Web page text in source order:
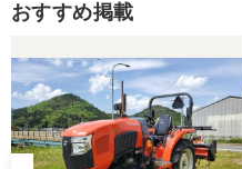
先週会社に伺い現車
対応に感謝してます
いが保管状態で解り
を購入できました。
誠実な対応に改めて
ございました。
おすすめ掲載